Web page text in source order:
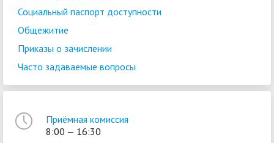
Социальный паспорт доступности
Общежитие
Приказы о зачислении
Часто задаваемые вопросы
Приёмная комиссия
8:00 — 16:30